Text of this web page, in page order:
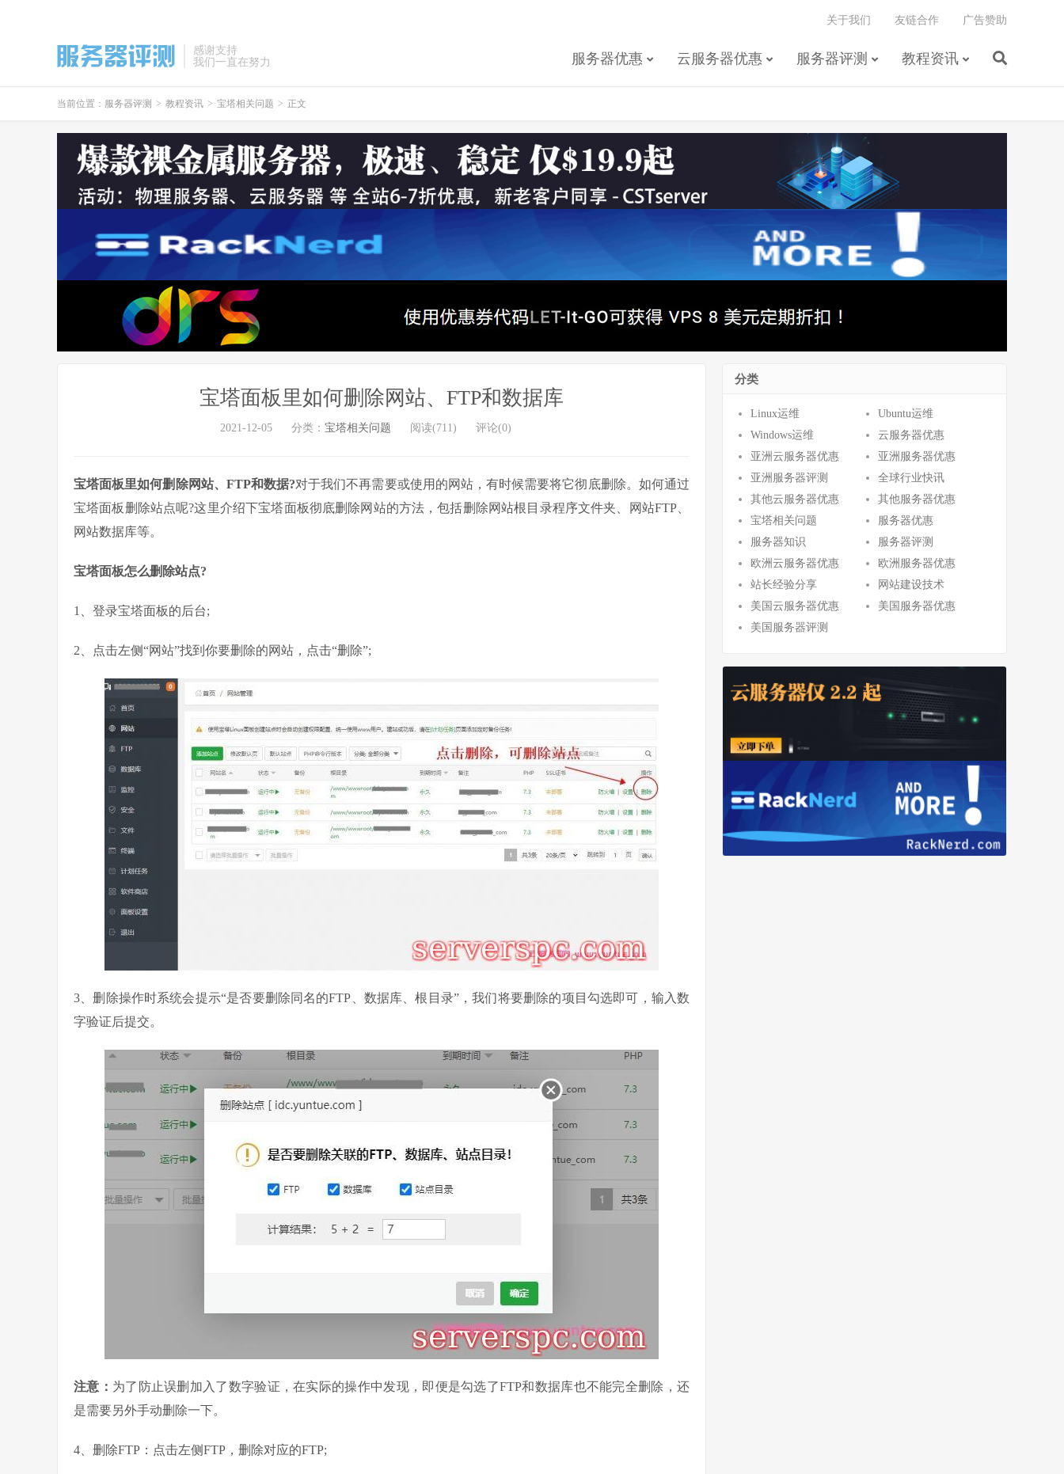
感谢支持
我们一直在努力
服务器优惠 云服务器优惠 服务器评测 教程资讯
关于我们 友链合作 广告赞助
当前位置： 服务器评测 > 教程资讯 > 宝塔相关问题 > 正文
宝塔面板里如何删除网站、FTP和数据库
2021-12-05 分类： 宝塔相关问题 阅读(711) 评论(0)
宝塔面板里如何删除网站、FTP和数据?对于我们不再需要或使用的网站，有时候需要将它彻底删除。如何通过
宝塔面板删除站点呢?这里介绍下宝塔面板彻底删除网站的方法，包括删除网站根目录程序文件夹、网站FTP、
网站数据库等。
宝塔面板怎么删除站点?
1、登录宝塔面板的后台;
2、点击左侧“网站”找到你要删除的网站，点击“删除”;
3、删除操作时系统会提示“是否要删除同名的FTP、数据库、根目录”，我们将要删除的项目勾选即可，输入数
字验证后提交。
注意： 为了防止误删加入了数字验证，在实际的操作中发现，即便是勾选了FTP和数据库也不能完全删除，还
是需要另外手动删除一下。
4、删除FTP：点击左侧FTP，删除对应的FTP;
分类
Linux运维
Ubuntu运维
Windows运维
云服务器优惠
亚洲云服务器优惠
亚洲服务器优惠
亚洲服务器评测
全球行业快讯
其他云服务器优惠
其他服务器优惠
宝塔相关问题
服务器优惠
服务器知识
服务器评测
欧洲云服务器优惠
欧洲服务器优惠
站长经验分享
网站建设技术
美国云服务器优惠
美国服务器优惠
美国服务器评测